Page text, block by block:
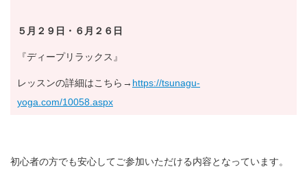
５月２９日・６月２６日
『ディープリラックス』
レッスンの詳細はこちら→ https://tsunagu-
yoga.com/10058.aspx
初心者の方でも安心してご参加いただける内容となっています。